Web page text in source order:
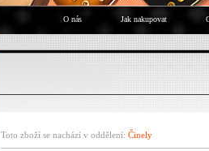
O nás Jak nakupovat
Toto zboží se nachází v oddělení: Činely